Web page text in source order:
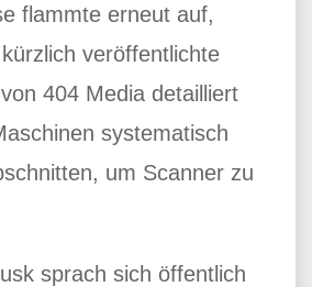
flammte erneut auf,
veröffentlichte
404 Media detailliert
systematisch
um Scanner zu
sprach sich öffentlich